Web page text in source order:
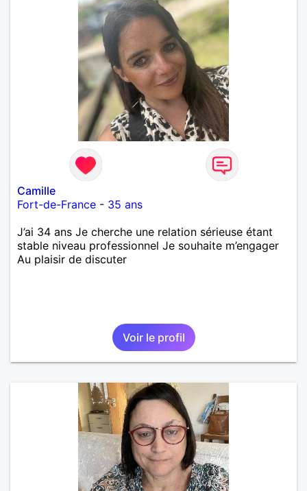
Camille
Fort-de-France - 35 ans
J’ai 34 ans Je cherche une relation sérieuse étant
stable niveau professionnel Je souhaite m’engager
Au plaisir de discuter
Voir le profil